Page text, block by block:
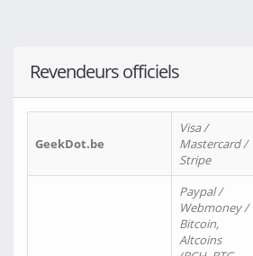
Revendeurs officiels
GeekDot.be
Visa /
Mastercard /
Stripe
Paypal /
Webmoney /
Bitcoin,
Altcoins